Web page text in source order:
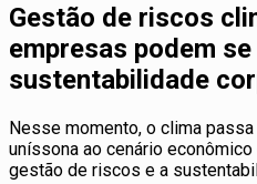
Gestão de riscos
empresas podem
sustentabilidade
Nesse momento, o clima
uníssona ao cenário
gestão de riscos e a